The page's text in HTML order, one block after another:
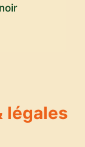
légales